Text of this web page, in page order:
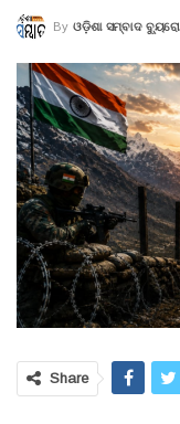
By ଓଡ଼ିଶା ସମ୍ବାଦ ବ୍ୟୁରୋ
Share